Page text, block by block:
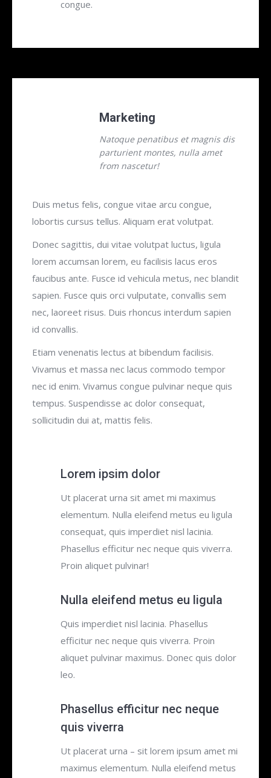
congue.
Marketing
Natoque penatibus et magnis dis
parturient montes, nulla amet
from nascetur!
Duis metus felis, congue vitae arcu congue,
lobortis cursus tellus. Aliquam erat volutpat.
Donec sagittis, dui vitae volutpat luctus, ligula
lorem accumsan lorem, eu facilisis lacus eros
faucibus ante. Fusce id vehicula metus, nec blandit
sapien. Fusce quis orci vulputate, convallis sem
nec, laoreet risus. Duis rhoncus interdum sapien
id convallis.
Etiam venenatis lectus at bibendum facilisis.
Vivamus et massa nec lacus commodo tempor
nec id enim. Vivamus congue pulvinar neque quis
tempus. Suspendisse ac dolor consequat,
sollicitudin dui at, mattis felis.
Lorem ipsim dolor
Ut placerat urna sit amet mi maximus
elementum. Nulla eleifend metus eu ligula
consequat, quis imperdiet nisl lacinia.
Phasellus efficitur nec neque quis viverra.
Proin aliquet pulvinar!
Nulla eleifend metus eu ligula
Quis imperdiet nisl lacinia. Phasellus
efficitur nec neque quis viverra. Proin
aliquet pulvinar maximus. Donec quis dolor
leo.
Phasellus efficitur nec neque
quis viverra
Ut placerat urna – sit lorem ipsum amet mi
maximus elementum. Nulla eleifend metus